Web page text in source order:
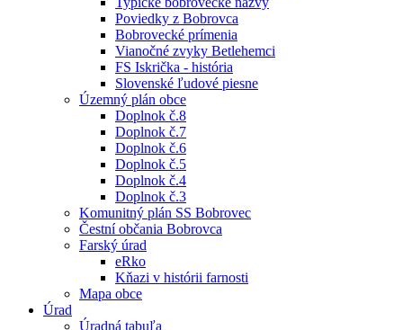
Poviedky z Bobrovca
Bobrovecké prímenia
Vianočné zvyky Betlehemci
FS Iskrička - história
Slovenské ľudové piesne
Územný plán obce
Doplnok č.8
Doplnok č.7
Doplnok č.6
Doplnok č.5
Doplnok č.4
Doplnok č.3
Komunitný plán SS Bobrovec
Čestní občania Bobrovca
Farský úrad
eRko
Kňazi v histórii farnosti
Mapa obce
Úrad
Úradná tabuľa